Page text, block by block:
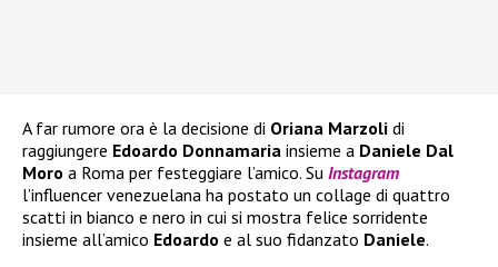
A far rumore ora è la decisione di Oriana Marzoli di
raggiungere Edoardo Donnamaria insieme a Daniele Dal
Moro a Roma per festeggiare l’amico. Su Instagram
l’influencer venezuelana ha postato un collage di quattro
scatti in bianco e nero in cui si mostra felice sorridente
insieme all’amico Edoardo e al suo fidanzato Daniele.